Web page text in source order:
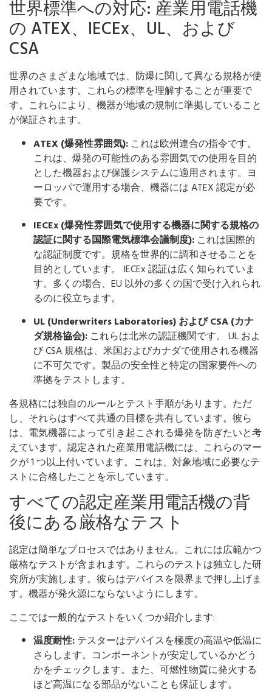
世界標準への対応: 産業用電話機
の ATEX、IECEx、UL、および
CSA
世界のさまざまな地域では、防爆に関して異なる規格が使
用されています。これらの標準を理解することが重要で
す。これらにより、機器が地域の規制に準拠していること
が保証されます。
ATEX (爆発性雰囲気): これは欧州連合の指令です。
これは、爆発の可能性のある雰囲気での使用を目的
とした機器および保護システムに適用されます。ヨ
ーロッパで運用する場合、機器には ATEX 認定が必
要です。
IECEx (爆発性雰囲気で使用する機器に関する規格の
認証に関する国際電気標準会議制度): これは国際的
な認証制度です。規格を世界的に調和させることを
目的としています。 IECEx 認証は広く知られていま
す。多くの場合、EU 以外の多くの国で受け入れられ
るのに役立ちます。
UL (Underwriters Laboratories) および CSA (カナ
ダ規格協会): これらは北米の認証機関です。 UL およ
び CSA 規格は、米国およびカナダで使用される機器
に不可欠です。製品の安全性と特定の国家要件への
準拠をテストします。
各規格には独自のルールとテスト手順があります。ただ
し、それらはすべて共通の目標を共有しています。彼ら
は、電気機器によって引き起こされる爆発を防ぎたいと考
えています。認定された産業用電話機には、これらのマー
クが 1 つ以上付いています。これは、対象地域に必要なテ
ストに合格したことを示しています。
すべての認定産業用電話機の背
後にある厳格なテスト
認定は簡単なプロセスではありません。これには広範かつ
厳格なテストが含まれます。これらのテストは独立した研
究所が実施します。彼らはデバイスを限界まで押し上げま
す。機器が発火源にならないようにします。
ここでは一般的なテストをいくつか紹介します:
温度耐性:テスターはデバイスを極度の高温や低温に
さらします。コンポーネントが安定しているかどう
かをチェックします。また、可燃性物質に発火する
ほど高温になる部品がないことも保証します。